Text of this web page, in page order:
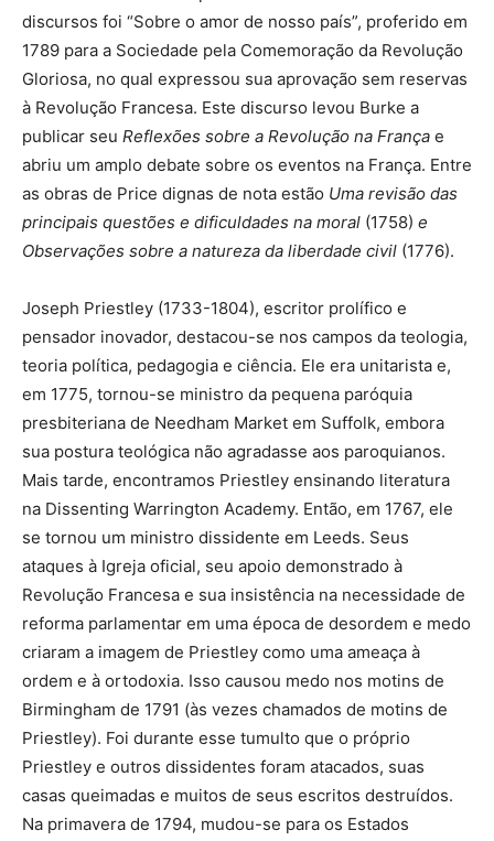
discursos foi “Sobre o amor de nosso país”, proferido em
1789 para a Sociedade pela Comemoração da Revolução
Gloriosa, no qual expressou sua aprovação sem reservas
à Revolução Francesa. Este discurso levou Burke a
publicar seu Reflexões sobre a Revolução na França e
abriu um amplo debate sobre os eventos na França. Entre
as obras de Price dignas de nota estão Uma revisão das
principais questões e dificuldades na moral (1758) e
Observações sobre a natureza da liberdade civil (1776).
Joseph Priestley (1733-1804), escritor prolífico e
pensador inovador, destacou-se nos campos da teologia,
teoria política, pedagogia e ciência. Ele era unitarista e,
em 1775, tornou-se ministro da pequena paróquia
presbiteriana de Needham Market em Suffolk, embora
sua postura teológica não agradasse aos paroquianos.
Mais tarde, encontramos Priestley ensinando literatura
na Dissenting Warrington Academy. Então, em 1767, ele
se tornou um ministro dissidente em Leeds. Seus
ataques à Igreja oficial, seu apoio demonstrado à
Revolução Francesa e sua insistência na necessidade de
reforma parlamentar em uma época de desordem e medo
criaram a imagem de Priestley como uma ameaça à
ordem e à ortodoxia. Isso causou medo nos motins de
Birmingham de 1791 (às vezes chamados de motins de
Priestley). Foi durante esse tumulto que o próprio
Priestley e outros dissidentes foram atacados, suas
casas queimadas e muitos de seus escritos destruídos.
Na primavera de 1794, mudou-se para os Estados